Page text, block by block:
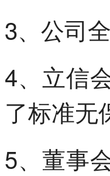
3、公司
4、立信
了标准无
5、董事